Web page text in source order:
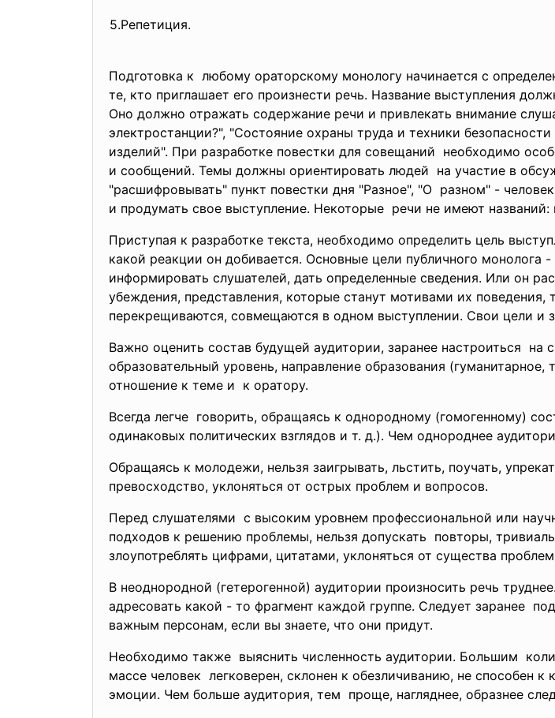
5.Репетиция.
Подготовка к любому ораторскому монологу начинается с
те, кто приглашает его произнести речь. Название выступления
Оно должно отражать содержание речи и привлекать внимание
электростанции?", "Состояние охраны труда и техники
изделий". При разработке повестки для совещаний необходимо
и сообщений. Темы должны ориентировать людей на участие в
"расшифровывать" пункт повестки дня "Разное", "О разном" -
и продумать свое выступление. Некоторые речи не имеют названий:
Приступая к разработке текста, необходимо определить цель
какой реакции он добивается. Основные цели публичного
информировать слушателей, дать определенные сведения. Или он
убеждения, представления, которые станут мотивами их
перекрещиваются, совмещаются в одном выступлении. Свои цели и
Важно оценить состав будущей аудитории, заранее настроиться
образовательный уровень, направление образования (гуманитарное,
отношение к теме и к оратору.
Всегда легче говорить, обращаясь к однородному (гомогенному)
одинаковых политических взглядов и т. д.). Чем однороднее
Обращаясь к молодежи, нельзя заигрывать, льстить, поучать,
превосходство, уклоняться от острых проблем и вопросов.
Перед слушателями с высоким уровнем профессиональной или
подходов к решению проблемы, нельзя допускать повторы,
злоупотреблять цифрами, цитатами, уклоняться от существа
В неоднородной (гетерогенной) аудитории произносить речь
адресовать какой - то фрагмент каждой группе. Следует заранее
важным персонам, если вы знаете, что они придут.
Необходимо также выяснить численность аудитории. Большим
массе человек легковерен, склонен к обезличиванию, не способен
эмоции. Чем больше аудитория, тем проще, нагляднее, образнее